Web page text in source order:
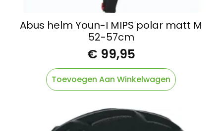
Abus helm Youn-I MIPS polar matt M
52-57cm
€ 99,95
Toevoegen Aan Winkelwagen